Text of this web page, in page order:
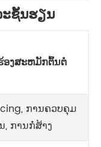
ະຊັ້ນຮຽນ
ອງສະຫມັກຕົ້ນຕໍ
ການຄວບຄຸມ
, ການກໍ່ສ້າງ